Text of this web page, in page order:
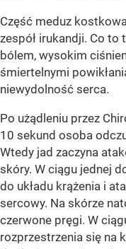
Część meduz
zespół irukandji. Co to
bólem, wysokim
śmiertelnymi
niewydolność serca.
Po użądleniu przez
10 sekund osoba
Wtedy jad zaczyna
skóry. W ciągu jednej
do układu krążenia i
sercowy. Na skórze
czerwone pręgi. W
rozprzestrzenia się na